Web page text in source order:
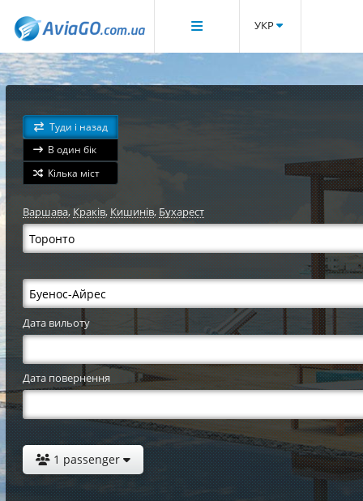
УКР
Туди і назад
В один бік
Кілька міст
Варшава,Краків,Кишинів,Бухарест
Дата вильоту
Дата повернення
1 passenger